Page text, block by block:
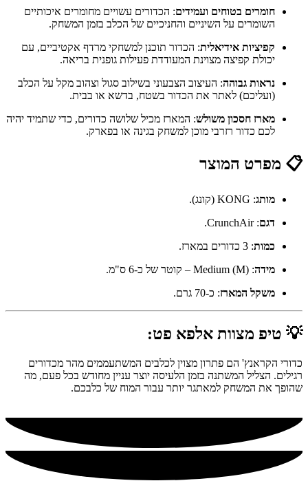
חומרים בטוחים ועמידים: הכדורים עשויים מחומרים איכותיים
השומרים על השיניים והחניכיים של הכלב בזמן המשחק.
קפיציות אידיאלית: הכדור תוכנן למשחקי מרדף אקטיביים, עם
יכולת קפיצה מצוינת המעודדת פעילות גופנית בריאה.
נראות גבוהה: העיצוב הצבעוני בשילוב סגול וצהוב מקל על הכלב
(ועליכם) לאתר את הכדור בשטח, בדשא או בבית.
מארז חסכון משולש: המארז מכיל שלושה כדורים, כדי שתמיד יהיה
לכם כדור רזרבי מוכן למשחק בגינה או בפארק.
📋 מפרט המוצר
מותג: KONG (קונג).
דגם: CrunchAir.
כמות: 3 כדורים במארז.
מידה: Medium (M) – קוטר של כ-6 ס"מ.
משקל המארז: כ-70 גרם.
💡 טיפ מצוות אלפא פט:
כדורי הקראנץ' הם פתרון מצוין לכלבים המשתעממים מהר מכדורים
רגילים. הצליל המשתנה בזמן הלעיסה יוצר עניין מחודש בכל פעם, מה
שהופך את המשחק למאתגר יותר עבור המוח של כלבכם.